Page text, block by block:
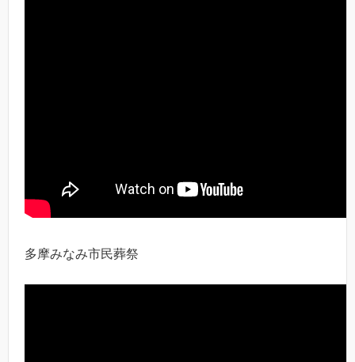
多摩みなみ市民葬祭